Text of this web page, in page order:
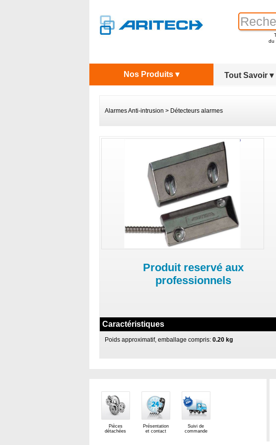
du
Tout Savoir ▾
Nos Produits ▾
Alarmes Anti-intrusion > Détecteurs alarmes
Produit reservé aux
professionnels
Caractéristiques
Poids approximatif, emballage compris:0.20 kg
Pièces
détachées
Présentation
et contact
Suivi de
commande